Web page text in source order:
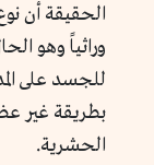
الحقيقة أن
وراثياً وهو
للجسد على
بطريقة غير
الحشرية.